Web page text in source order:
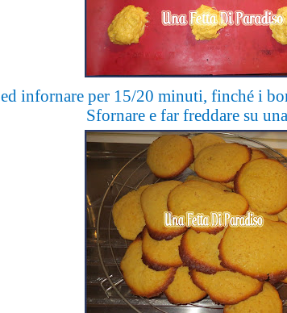
ed infornare per 15/20 minuti, finché i
Sfornare e far freddare su